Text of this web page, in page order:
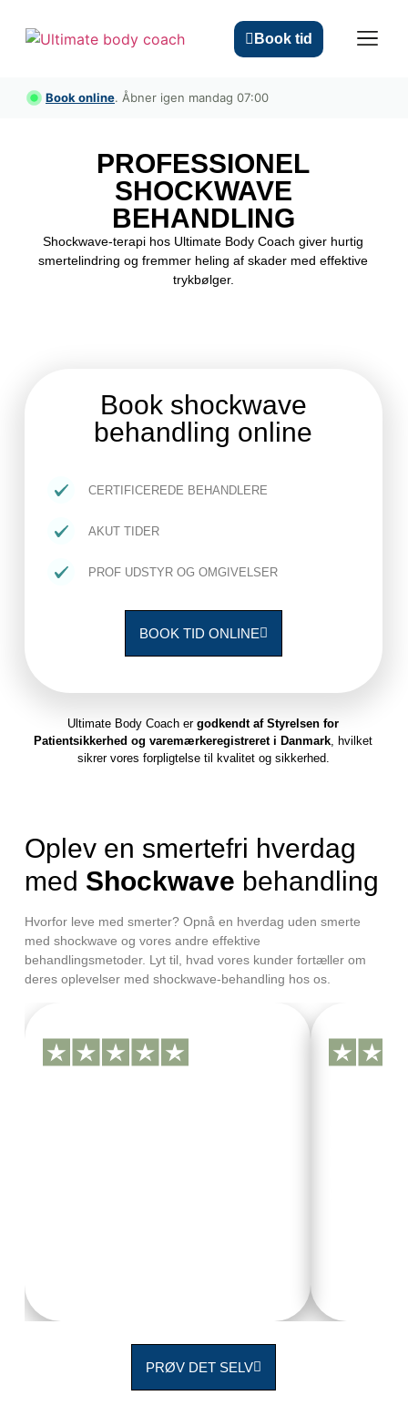
Book tid
Book online. Åbner igen mandag 07:00
PROFESSIONEL
SHOCKWAVE
BEHANDLING
Shockwave-terapi hos Ultimate Body Coach giver hurtig
smertelindring og fremmer heling af skader med effektive
trykbølger.
Ultimate Body Coach ergodkendt af Styrelsen for
Patientsikkerhed og varemærkeregistreret i Danmark, hvilket
sikrer vores forpligtelse til kvalitet og sikkerhed.
Book shockwave
behandling online
CERTIFICEREDE BEHANDLERE
AKUT TIDER
PROF UDSTYR OG OMGIVELSER
BOOK TID ONLINE
Oplev en smertefri hverdag
med Shockwave behandling
Hvorfor leve med smerter? Opnå en hverdag uden smerte
med shockwave og vores andre effektive
behandlingsmetoder. Lyt til, hvad vores kunder fortæller om
deres oplevelser med shockwave-behandling hos os.
PRØV DET SELV